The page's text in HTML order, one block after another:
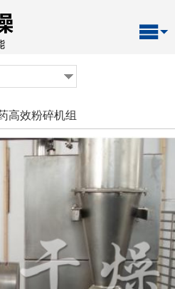
高效粉碎机组